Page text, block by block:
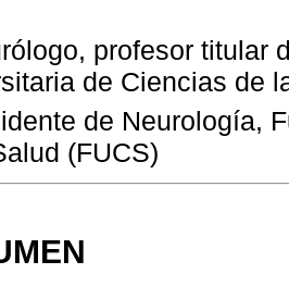
profesor titular
de Ciencias de
de Neurología,
(FUCS)